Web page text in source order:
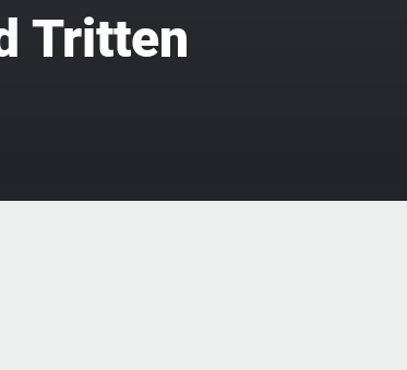
Tritten